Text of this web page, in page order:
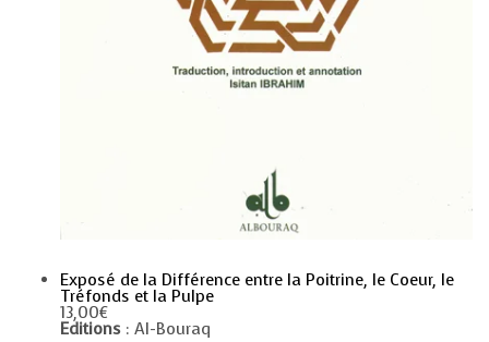
Exposé de la Différence entre la Poitrine, le Coeur, le
Tréfonds et la Pulpe
13,00€
Editions : Al-Bouraq